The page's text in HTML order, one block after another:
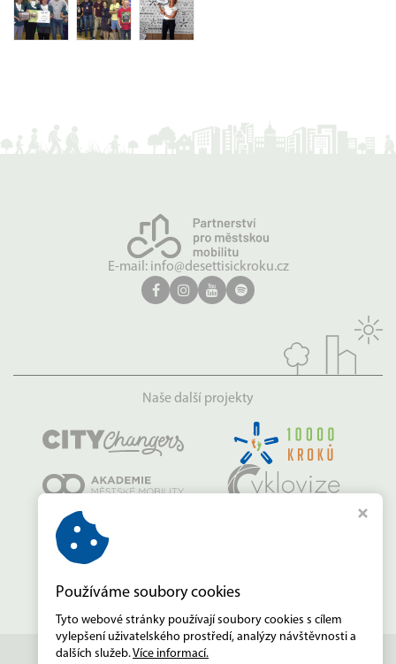
E-mail: info@desettisickroku.cz
Naše další projekty
Používáme soubory cookies
Tyto webové stránky používají soubory cookies s cílem
vylepšení uživatelského prostředí, analýzy návštěvnosti a
dalších služeb.Více informací.